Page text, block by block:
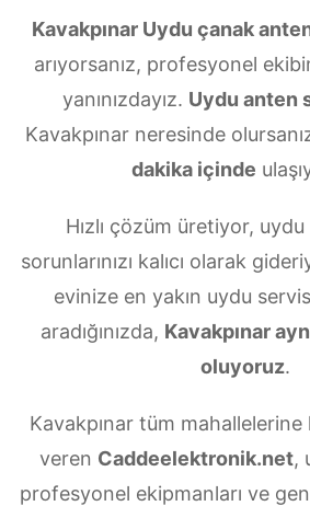
Kavakpınar Uydu çanak
arıyorsanız, profesyonel
yanınızdayız. Uydu anten
Kavakpınar neresinde
dakika içinde
Hızlı çözüm üretiyor,
sorunlarınızı kalıcı olarak
evinize en yakın uydu
aradığınızda, Kavakpınar
oluyoruz.
Kavakpınar tüm
veren Caddeelektronik.net,
profesyonel ekipmanları ve